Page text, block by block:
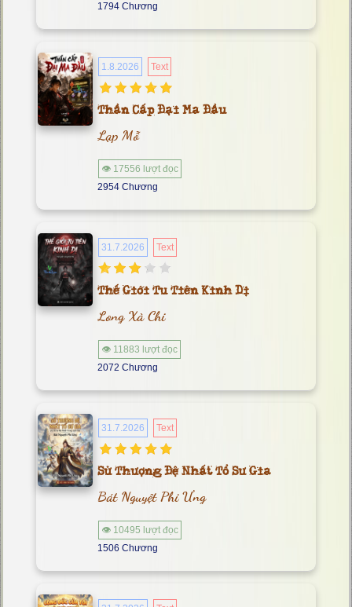
1794 Chương
1.8.2026 Text
Thần Cấp Đại Ma Đầu
Lạp Mỗ
👁 17556 lượt đọc
2954 Chương
31.7.2026 Text
Thế Giới Tu Tiên Kinh Dị
Long Xà Chi
👁 11883 lượt đọc
2072 Chương
31.7.2026 Text
Sử Thượng Đệ Nhất Tổ Sư Gia
Bát Nguyệt Phi Ưng
👁 10495 lượt đọc
1506 Chương